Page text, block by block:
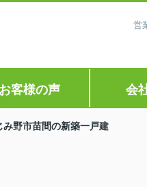
営
お客様の声 会
み野市苗間の新築一戸建